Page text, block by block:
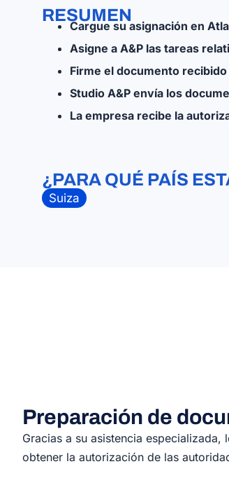
RESUMEN
Cargue su asignación en
Asigne a A&P las tareas
Firme el documento
Studio A&P envía los
La empresa recibe la
¿PARA QUÉ PAÍS
Suiza
Preparación de
Gracias a su asistencia
obtener la autorización de las